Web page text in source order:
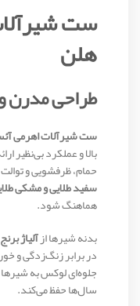
ست
هلن
طراحی مدرن
ست شیرآلات اهرمی
بالا و عملکرد
حمام، ظرفشویی و
سفید طلایی و مشکی
هماهنگ شود.
بدنه شیرها ازآلیاژ
در برابر زنگ‌زدگی و
جلوه‌ای لوکس به
سال‌ها حفظ می‌کند.